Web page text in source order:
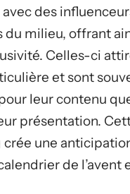
des
du milieu, offrant
Celles-ci
et sont
leur contenu
présentation.
une
de l’avent